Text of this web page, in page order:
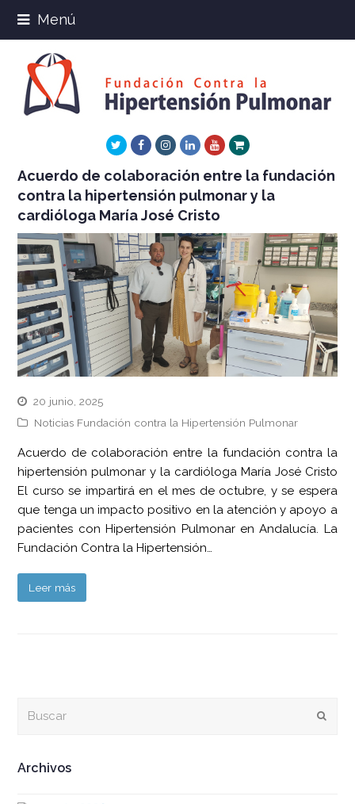
Menú
TwitterFacebookInstagram
LinkedInYoutube
Xing
Acuerdo de colaboración entre la fundación
contra la hipertensión pulmonar y la
cardióloga María José Cristo
20 junio, 2025
Noticias Fundación contra la Hipertensión Pulmonar
Acuerdo de colaboración entre la fundación contra la
hipertensión pulmonar y la cardióloga María José Cristo
El curso se impartirá en el mes de octubre, y se espera
que tenga un impacto positivo en la atención y apoyo a
pacientes con Hipertensión Pulmonar en Andalucía. La
Fundación Contra la Hipertensión…
Leer más
Archivos